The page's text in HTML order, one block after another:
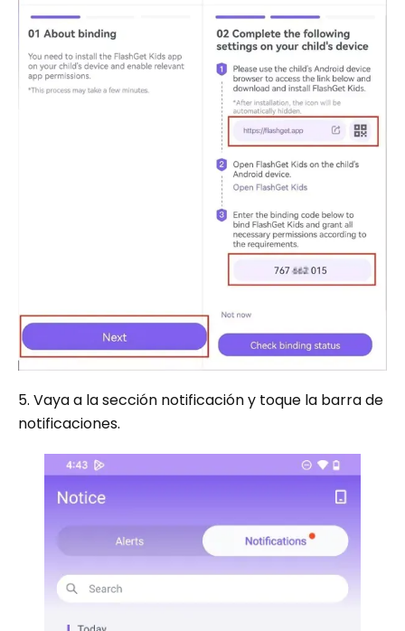
5. Vaya a la sección notificación y toque la barra de
notificaciones.